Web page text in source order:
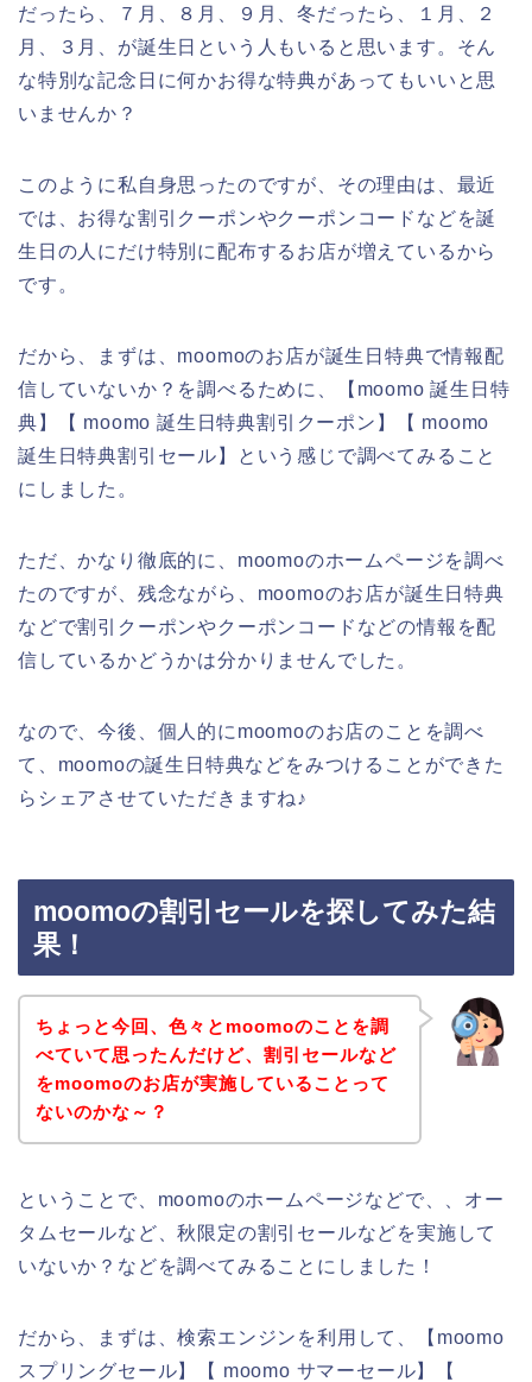
だったら、７月、８月、９月、冬だったら、１月、２
月、３月、が誕生日という人もいると思います。そん
な特別な記念日に何かお得な特典があってもいいと思
いませんか？
このように私自身思ったのですが、その理由は、最近
では、お得な割引クーポンやクーポンコードなどを誕
生日の人にだけ特別に配布するお店が増えているから
です。
だから、まずは、moomoのお店が誕生日特典で情報配
信していないか？を調べるために、【moomo 誕生日特
典】【 moomo 誕生日特典割引クーポン】【 moomo
誕生日特典割引セール】という感じで調べてみること
にしました。
ただ、かなり徹底的に、moomoのホームページを調べ
たのですが、残念ながら、moomoのお店が誕生日特典
などで割引クーポンやクーポンコードなどの情報を配
信しているかどうかは分かりませんでした。
なので、今後、個人的にmoomoのお店のことを調べ
て、moomoの誕生日特典などをみつけることができた
らシェアさせていただきますね♪
moomoの割引セールを探してみた結
果！
ちょっと今回、色々とmoomoのことを調
べていて思ったんだけど、割引セールなど
をmoomoのお店が実施していることって
ないのかな～？
ということで、moomoのホームページなどで、、オー
タムセールなど、秋限定の割引セールなどを実施して
いないか？などを調べてみることにしました！
だから、まずは、検索エンジンを利用して、【moomo
スプリングセール】【 moomo サマーセール】【